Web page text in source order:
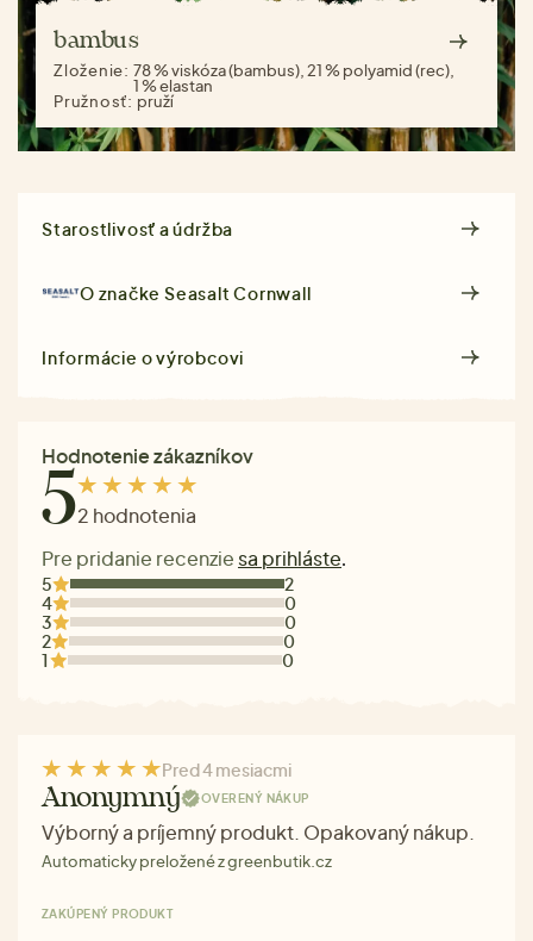
bambus
Zloženie: 78 % viskóza (bambus), 21 % polyamid (rec),
1 % elastan
Pružnosť: pruží
Starostlivosť a údržba
O značkeSeasalt Cornwall
Informácie o výrobcovi
Hodnotenie zákazníkov
52 hodnotenia
Pre pridanie recenzie sa prihláste.
5
2
4
0
3
0
2
0
1
0
Pred 4 mesiacmi
Anonymný OVERENÝ NÁKUP
Výborný a príjemný produkt. Opakovaný nákup.
Automaticky preložené z greenbutik.cz
ZAKÚPENÝ PRODUKT